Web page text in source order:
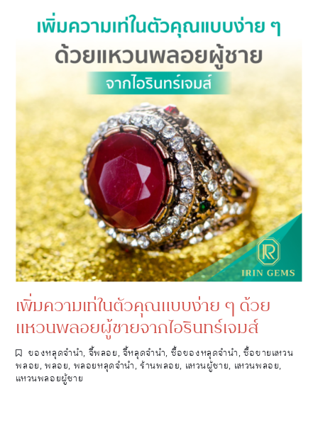
เพิ่มความเท่ในตัวคุณแบบง่าย ๆ ด้วย
แหวนพลอยผู้ชายจากไอรินทร์เจมส์
ของหลุดจำนำ, จี้พลอย, จี้หลุดจำนำ, ซื้อของหลุดจำนำ, ซื้อขายแหวน
พลอย, พลอย, พลอยหลุดจำนำ,ร้านพลอย, แหวนผู้ชาย, แหวนพลอย,
แหวนพลอยผู้ชาย